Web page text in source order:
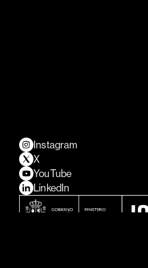
Instagram
X
YouTube
LinkedIn